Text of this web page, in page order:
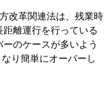
改革関連法は、残業時
離運行を行っている
のケースが多いよう
り簡単にオーバーし